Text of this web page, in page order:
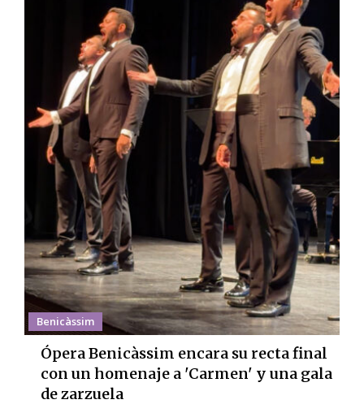
Benicàssim
Ópera Benicàssim encara su recta final
con un homenaje a 'Carmen' y una gala
de zarzuela